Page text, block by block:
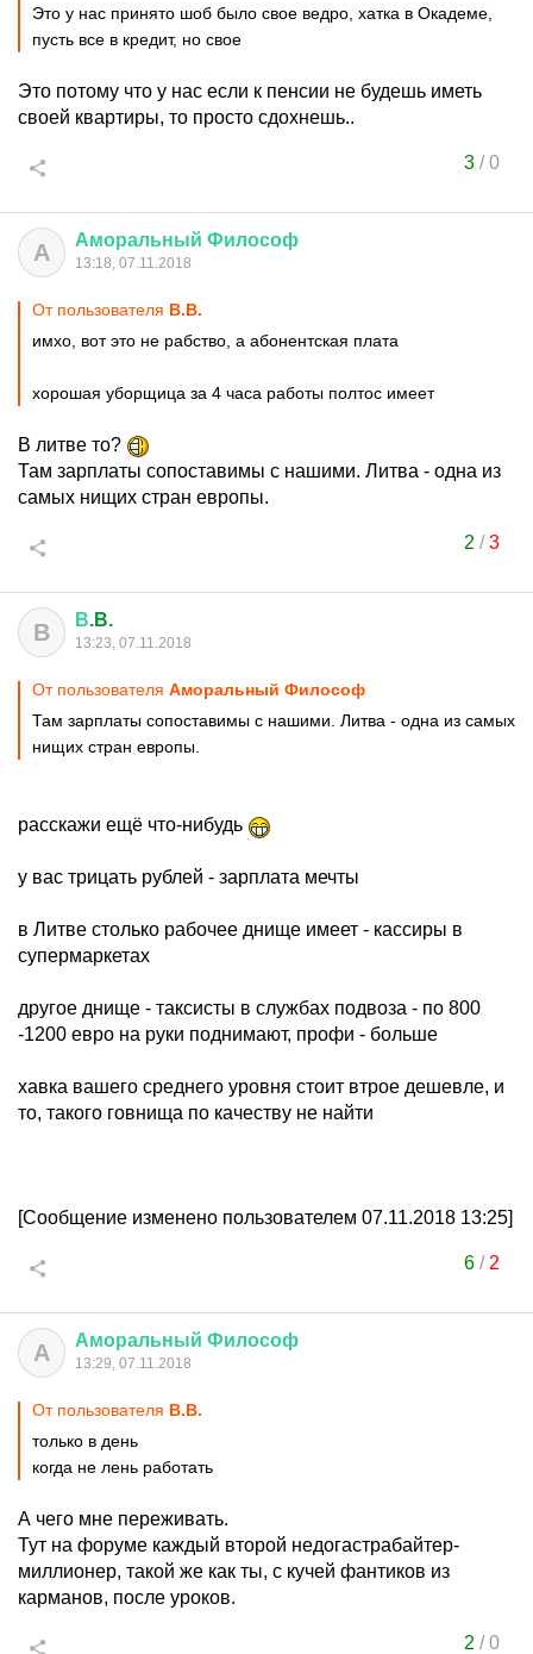
Это у нас принято шоб было свое ведро, хатка в Окадеме,
пусть все в кредит, но свое
Это потому что у нас если к пенсии не будешь иметь
своей квартиры, то просто сдохнешь..
3/0
А Аморальный Философ
13:18, 07.11.2018
От пользователя В.B.
имхо, вот это не рабство, а абонентская плата
хорошая уборщица за 4 часа работы полтос имеет
В литве то?
Там зарплаты сопоставимы с нашими. Литва - одна из
самых нищих стран европы.
2 /3
В В.B.
13:23, 07.11.2018
От пользователя Аморальный Философ
Там зарплаты сопоставимы с нашими. Литва - одна из самых
нищих стран европы.
расскажи ещё что-нибудь
у вас трицать рублей - зарплата мечты
в Литве столько рабочее днище имеет - кассиры в
супермаркетах
другое днище - таксисты в службах подвоза - по 800
-1200 евро на руки поднимают, профи - больше
хавка вашего среднего уровня стоит втрое дешевле, и
то, такого говнища по качеству не найти
[Сообщение изменено пользователем 07.11.2018 13:25]
6/ 2
А Аморальный Философ
13:29, 07.11.2018
От пользователя В.B.
только в день
когда не лень работать
А чего мне переживать.
Тут на форуме каждый второй недогастрабайтер-
миллионер, такой же как ты, с кучей фантиков из
карманов, после уроков.
2 /0